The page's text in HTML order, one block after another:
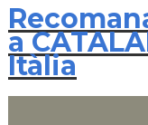
a
Itàlia